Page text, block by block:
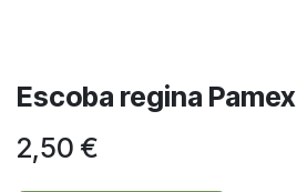
Escoba regina Pamex
2,50 €